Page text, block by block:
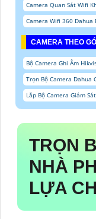
Camera Quan Sát Wifi
Camera Wifi 360 Dahua
CAMERA THEO GÓI
Bộ Camera Ghi Âm
Trọn Bộ Camera Dahua
Lắp Bộ Camera Giám
TRỌN
NHÀ
LỰA